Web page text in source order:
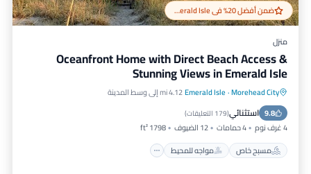
ضمن أفضل 20% في Emerald Isle
منزل
Oceanfront Home with Direct Beach Access &
Stunning Views in Emerald Isle
Morehead City
·
Emerald Isle4.12 mi إلى وسط المدينة
9.8 استثنائي(179 التعليقات )
4 غرف نوم 4 حمامات 12 الضيوف
1798 ft²
مسبح خاص
مواجه للمحيط
مسبح خاص
مواجه للمحيط
حوض استحمام ساخن